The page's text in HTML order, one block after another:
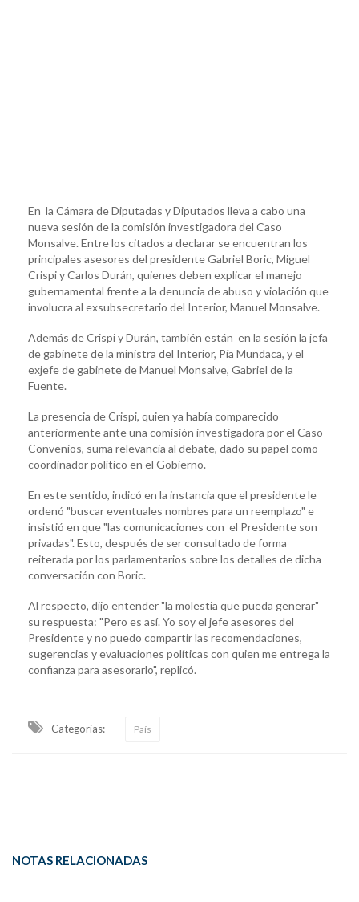
En la Cámara de Diputadas y Diputados lleva a cabo una
nueva sesión de la comisión investigadora del Caso
Monsalve. Entre los citados a declarar se encuentran los
principales asesores del presidente Gabriel Boric, Miguel
Crispi y Carlos Durán, quienes deben explicar el manejo
gubernamental frente a la denuncia de abuso y violación que
involucra al exsubsecretario del Interior, Manuel Monsalve.
Además de Crispi y Durán, también están en la sesión la jefa
de gabinete de la ministra del Interior, Pía Mundaca, y el
exjefe de gabinete de Manuel Monsalve, Gabriel de la
Fuente.
La presencia de Crispi, quien ya había comparecido
anteriormente ante una comisión investigadora por el Caso
Convenios, suma relevancia al debate, dado su papel como
coordinador político en el Gobierno.
En este sentido, indicó en la instancia que el presidente le
ordenó "buscar eventuales nombres para un reemplazo" e
insistió en que "las comunicaciones con el Presidente son
privadas". Esto, después de ser consultado de forma
reiterada por los parlamentarios sobre los detalles de dicha
conversación con Boric.
Al respecto, dijo entender "la molestia que pueda generar"
su respuesta: "Pero es así. Yo soy el jefe asesores del
Presidente y no puedo compartir las recomendaciones,
sugerencias y evaluaciones políticas con quien me entrega la
confianza para asesorarlo", replicó.
Categorias: País
NOTAS RELACIONADAS